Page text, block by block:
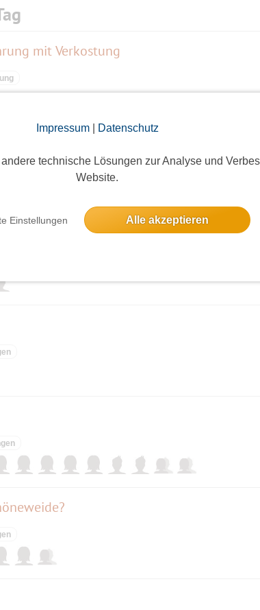
Impressum| Datenschutz
technische Lösungen zur Analyse und
Website.
Einstellungen Alle akzeptieren
mit Verkostung